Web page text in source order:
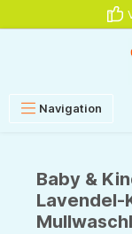
Navigation
Baby &
Lavendel-